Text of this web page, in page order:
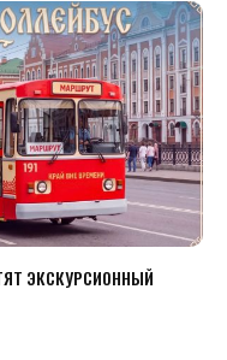
ЭКСКУРСИОННЫЙ